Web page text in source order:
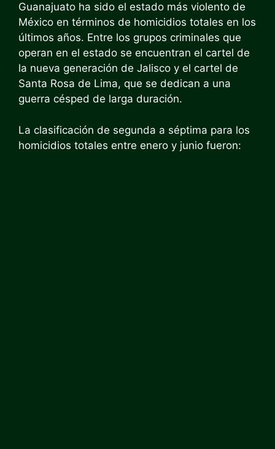
Guanajuato ha sido el estado más violento de
México en términos de homicidios totales en los
últimos años. Entre los grupos criminales que
operan en el estado se encuentran el cartel de
la nueva generación de Jalisco y el cartel de
Santa Rosa de Lima, que se dedican a una
guerra césped de larga duración.
La clasificación de segunda a séptima para los
homicidios totales entre enero y junio fueron: